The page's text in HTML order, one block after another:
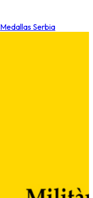
Medallas Serbia